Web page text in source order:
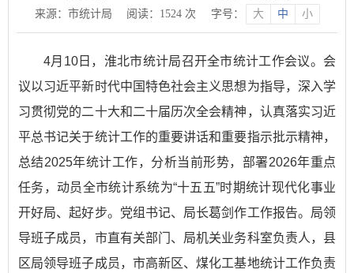
来源：市统计局
阅读： 1524次 字号： 大 中 小
4月10日，淮北市统计局召开全市统计工作会议。会
议以习近平新时代中国特色社会主义思想为指导，深入学
习贯彻党的二十大和二十届历次全会精神，认真落实习近
平总书记关于统计工作的重要讲话和重要指示批示精神，
总结2025年统计工作，分析当前形势，部署2026年重点
任务，动员全市统计系统为“十五五”时期统计现代化事业
开好局、起好步。党组书记、局长葛剑作工作报告。局领
导班子成员，市直有关部门、局机关业务科室负责人，县
区局领导班子成员，市高新区、煤化工基地统计工作负责